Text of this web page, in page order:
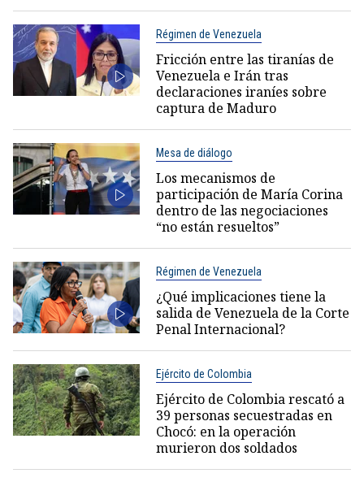
Régimen de Venezuela
Fricción entre las tiranías de
Venezuela e Irán tras
declaraciones iraníes sobre
captura de Maduro
Mesa de diálogo
Los mecanismos de
participación de María Corina
dentro de las negociaciones
“no están resueltos”
Régimen de Venezuela
¿Qué implicaciones tiene la
salida de Venezuela de la Corte
Penal Internacional?
Ejército de Colombia
Ejército de Colombia rescató a
39 personas secuestradas en
Chocó: en la operación
murieron dos soldados